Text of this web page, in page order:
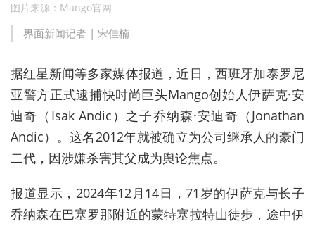
图片来源：Mango官网
界面新闻记者 | 宋佳楠
据红星新闻等多家媒体报道，近日，西班牙加泰罗尼
亚警方正式逮捕快时尚巨头Mango创始人伊萨克·安
迪奇（Isak Andic）之子乔纳森·安迪奇（Jonathan
Andic）。这名2012年就被确立为公司继承人的豪门
二代，因涉嫌杀害其父成为舆论焦点。
报道显示，2024年12月14日，71岁的伊萨克与长子
乔纳森在巴塞罗那附近的蒙特塞拉特山徒步，途中伊